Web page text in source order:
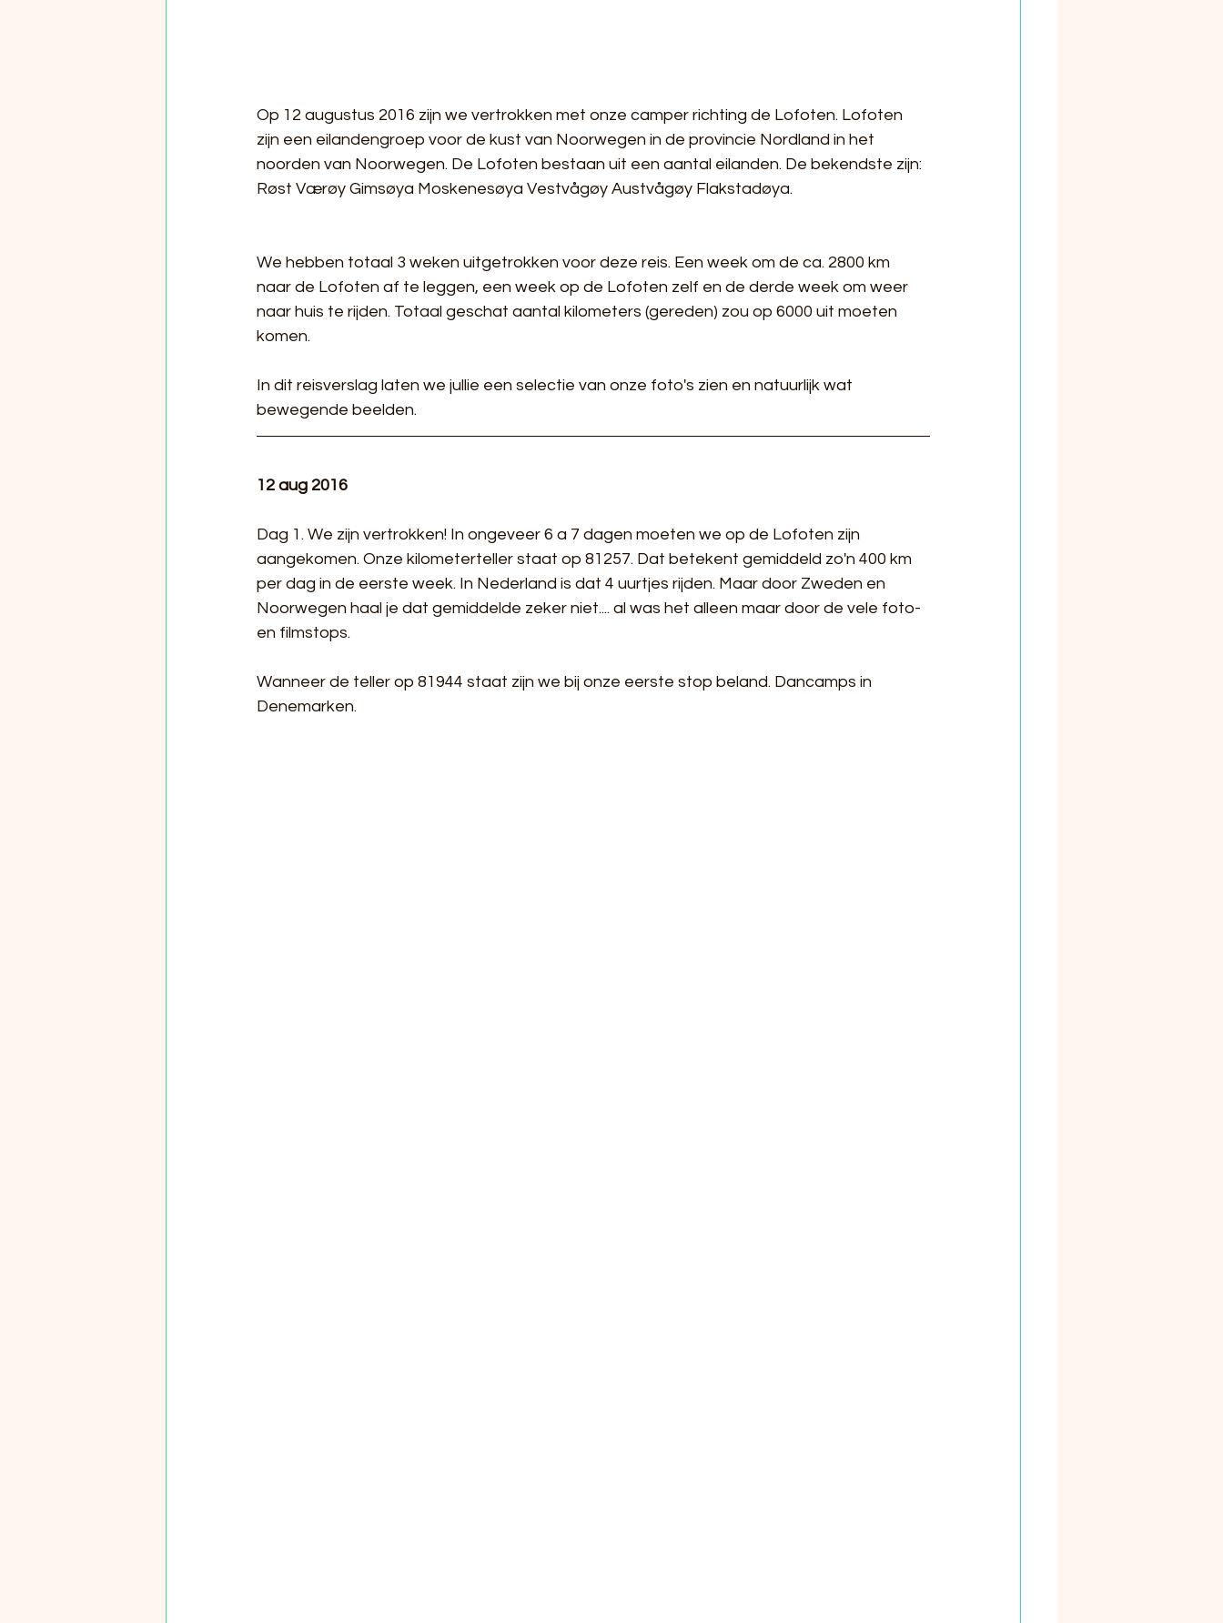
Op 12 augustus 2016 zijn we vertrokken met onze camper richting de Lofoten. Lofoten
zijn een eilandengroep voor de kust van Noorwegen in de provincie Nordland in het
noorden van Noorwegen. De Lofoten bestaan uit een aantal eilanden. De bekendste zijn:
Røst Værøy Gimsøya Moskenesøya Vestvågøy Austvågøy Flakstadøya.
We hebben totaal 3 weken uitgetrokken voor deze reis. Een week om de ca. 2800 km
naar de Lofoten af te leggen, een week op de Lofoten zelf en de derde week om weer
naar huis te rijden. Totaal geschat aantal kilometers (gereden) zou op 6000 uit moeten
komen.
In dit reisverslag laten we jullie een selectie van onze foto's zien en natuurlijk wat
bewegende beelden.
12 aug 2016
Dag 1. We zijn vertrokken! In ongeveer 6 a 7 dagen moeten we op de Lofoten zijn
aangekomen. Onze kilometerteller staat op 81257. Dat betekent gemiddeld zo'n 400 km
per dag in de eerste week. In Nederland is dat 4 uurtjes rijden. Maar door Zweden en
Noorwegen haal je dat gemiddelde zeker niet.... al was het alleen maar door de vele foto-
en filmstops.
Wanneer de teller op 81944 staat zijn we bij onze eerste stop beland. Dancamps in
Denemarken.